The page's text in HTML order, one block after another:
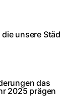
unsere
das
2025 prägen